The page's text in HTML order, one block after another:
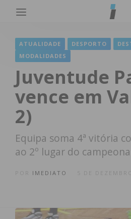
ATUALIDADE DESPORTO
MODALIDADES
Juventude
vence em
2)
Equipa soma 4ª vitória
ao 2º lugar do
IMEDIATO